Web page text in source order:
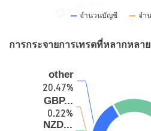
การกระจายการเทรดที่หลากหลาย